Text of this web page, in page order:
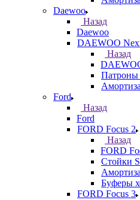
Daewoo
Назад
Daewoo
DAEWOO
Назад
Патроны
Ford
Назад
Ford
FORD Focus 2
Назад
FORD
Стойки
Буферы
FORD Focus 3